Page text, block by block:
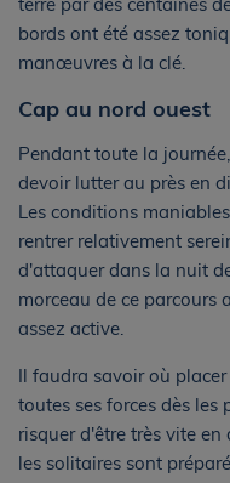
terre par des centaines
bords ont été assez
manœuvres à la clé.
Cap au nord ouest
Pendant toute la
devoir lutter au près en
Les conditions
rentrer relativement
d'attaquer dans la nuit
morceau de ce parcours
assez active.
Il faudra savoir où
toutes ses forces dès les
risquer d'être très vite
les solitaires sont